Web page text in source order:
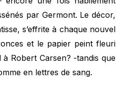
par Germont. Le décor,
s’effrite à chaque nouvel
et le papier peint fleuri
Robert Carsen? -tandis que
en lettres de sang.